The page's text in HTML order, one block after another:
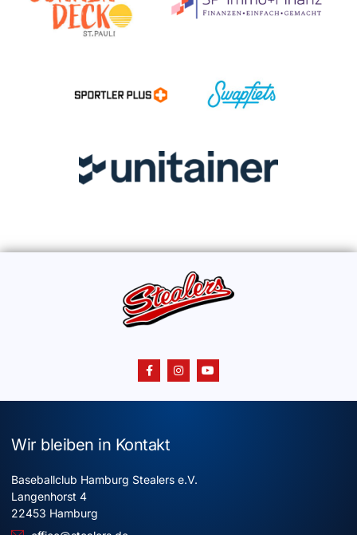
Wir bleiben in Kontakt
Baseballclub Hamburg Stealers e.V.
Langenhorst 4
22453 Hamburg